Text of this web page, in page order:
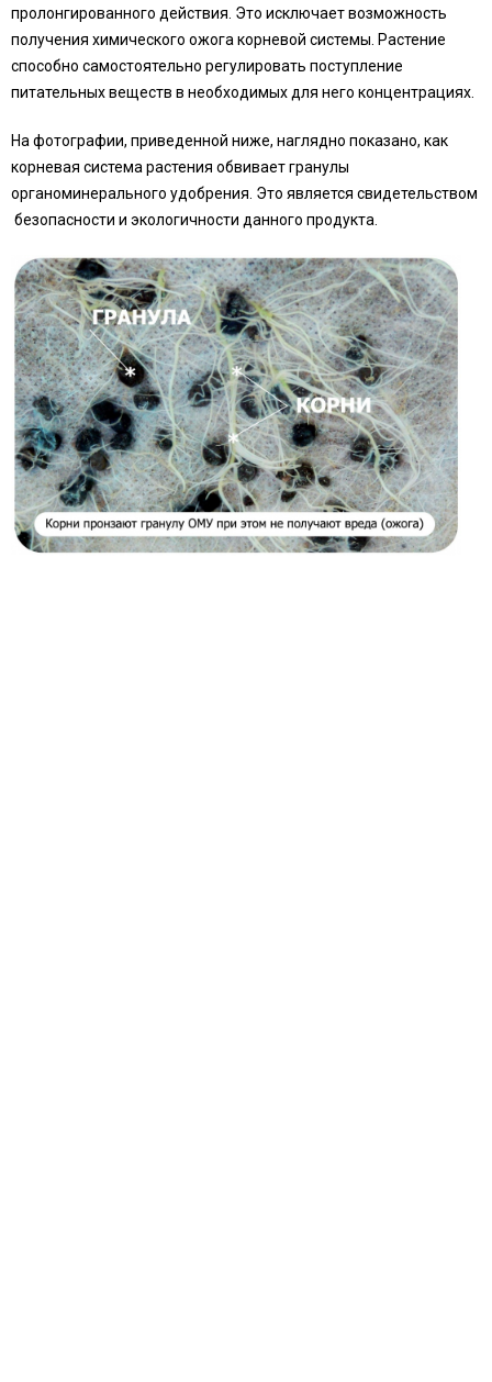
пролонгированного действия. Это исключает возможность
получения химического ожога корневой системы. Растение
способно самостоятельно регулировать поступление
питательных веществ в необходимых для него концентрациях.
На фотографии, приведенной ниже, наглядно показано, как
корневая система растения обвивает гранулы
органоминерального удобрения. Это является свидетельством
безопасности и экологичности данного продукта.